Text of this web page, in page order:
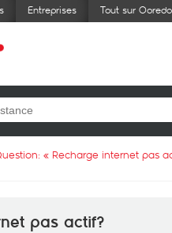
Entreprises Tout sur
« Recharge internet pas
pas actif?